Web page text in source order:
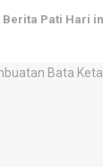
Berita Pati Hari